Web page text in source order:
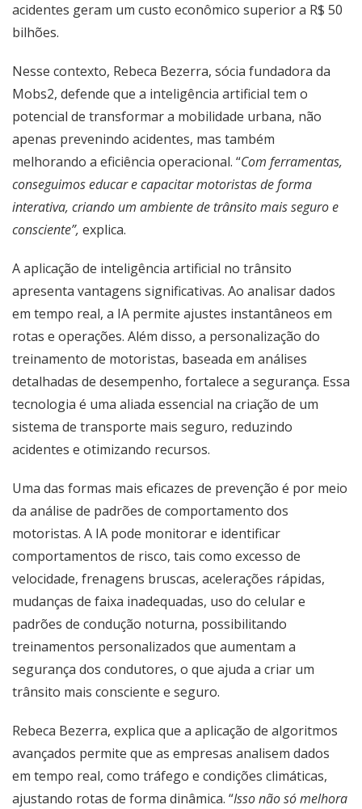
acidentes geram um custo econômico superior a R$ 50
bilhões.
Nesse contexto, Rebeca Bezerra, sócia fundadora da
Mobs2, defende que a inteligência artificial tem o
potencial de transformar a mobilidade urbana, não
apenas prevenindo acidentes, mas também
melhorando a eficiência operacional. “Com ferramentas,
conseguimos educar e capacitar motoristas de forma
interativa, criando um ambiente de trânsito mais seguro e
consciente”, explica.
A aplicação de inteligência artificial no trânsito
apresenta vantagens significativas. Ao analisar dados
em tempo real, a IA permite ajustes instantâneos em
rotas e operações. Além disso, a personalização do
treinamento de motoristas, baseada em análises
detalhadas de desempenho, fortalece a segurança. Essa
tecnologia é uma aliada essencial na criação de um
sistema de transporte mais seguro, reduzindo
acidentes e otimizando recursos.
Uma das formas mais eficazes de prevenção é por meio
da análise de padrões de comportamento dos
motoristas. A IA pode monitorar e identificar
comportamentos de risco, tais como excesso de
velocidade, frenagens bruscas, acelerações rápidas,
mudanças de faixa inadequadas, uso do celular e
padrões de condução noturna, possibilitando
treinamentos personalizados que aumentam a
segurança dos condutores, o que ajuda a criar um
trânsito mais consciente e seguro.
Rebeca Bezerra, explica que a aplicação de algoritmos
avançados permite que as empresas analisem dados
em tempo real, como tráfego e condições climáticas,
ajustando rotas de forma dinâmica. “Isso não só melhora